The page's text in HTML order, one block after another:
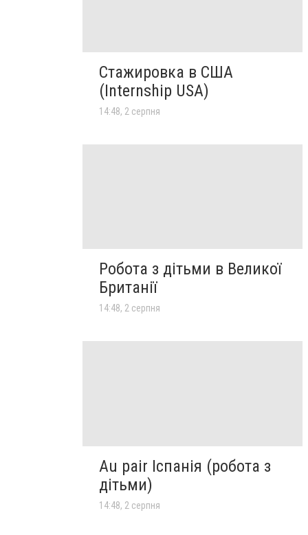
Стажировка в США
(Internship USA)
14:48, 2 серпня
Робота з дітьми в Великої
Британії
14:48, 2 серпня
Au pair Іспанія (робота з
дітьми)
14:48, 2 серпня